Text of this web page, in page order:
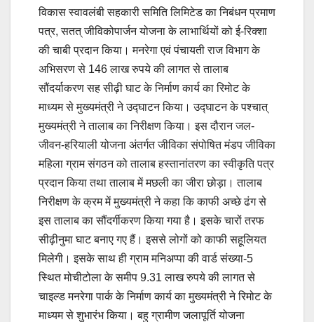
विकास स्वावलंबी सहकारी समिति लिमिटेड का निबंधन प्रमाण
पत्र, सतत् जीविकोपार्जन योजना के लाभार्थियों को ई-रिक्शा
की चाबी प्रदान किया। मनरेगा एवं पंचायती राज विभाग के
अभिसरण से 146 लाख रुपये की लागत से तालाब
सौंदर्याकरण सह सीढ़ी घाट के निर्माण कार्य का रिमोट के
माध्यम से मुख्यमंत्री ने उद्घाटन किया। उद्घाटन के पश्चात्
मुख्यमंत्री ने तालाब का निरीक्षण किया। इस दौरान जल-
जीवन-हरियाली योजना अंतर्गत जीविका संपोषित मंडप जीविका
महिला ग्राम संगठन को तालाब हस्तानांतरण का स्वीकृति पत्र
प्रदान किया तथा तालाब में मछली का जीरा छोड़ा। तालाब
निरीक्षण के क्रम में मुख्यमंत्री ने कहा कि काफी अच्छे ढंग से
इस तालाब का सौंदर्गीकरण किया गया है। इसके चारों तरफ
सीढ़ीनुमा घाट बनाए गए हैं। इससे लोगों को काफी सहूलियत
मिलेगी। इसके साथ ही ग्राम मनिअप्पा की वार्ड संख्या-5
स्थित मोचीटोला के समीप 9.31 लाख रुपये की लागत से
चाइल्ड मनरेगा पार्क के निर्माण कार्य का मुख्यमंत्री ने रिमोट के
माध्यम से शुभारंभ किया। बहु ग्रामीण जलापूर्ति योजना